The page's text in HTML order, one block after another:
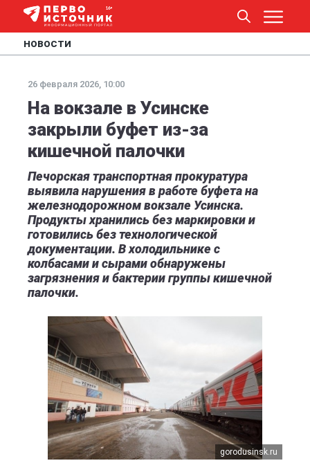
НОВОСТИ
26 февраля 2026, 10:00
На вокзале в Усинске
закрыли буфет из-за
кишечной палочки
Печорская транспортная прокуратура
выявила нарушения в работе буфета на
железнодорожном вокзале Усинска.
Продукты хранились без маркировки и
готовились без технологической
документации. В холодильнике с
колбасами и сырами обнаружены
загрязнения и бактерии группы кишечной
палочки.
gorodusinsk.ru